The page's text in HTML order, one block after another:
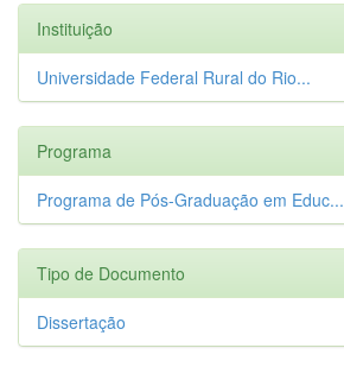
Instituição
Universidade Federal Rural do Rio...
Programa
Programa de Pós-Graduação em Educ...
Tipo de Documento
Dissertação